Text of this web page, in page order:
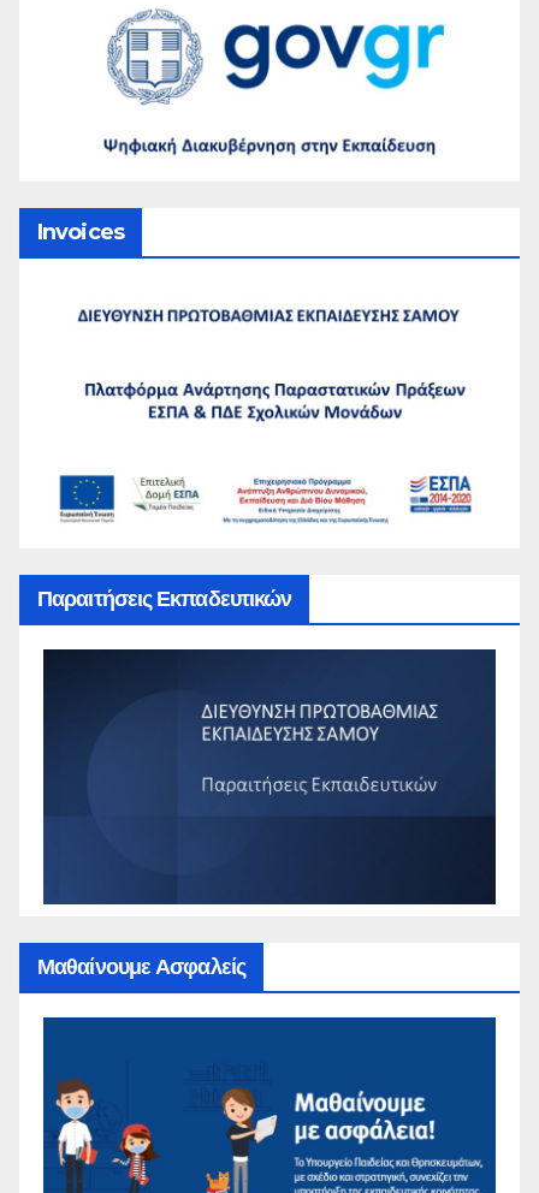
Invoices
Παραιτήσεις Εκπαδευτικών
Μαθαίνουμε Ασφαλείς